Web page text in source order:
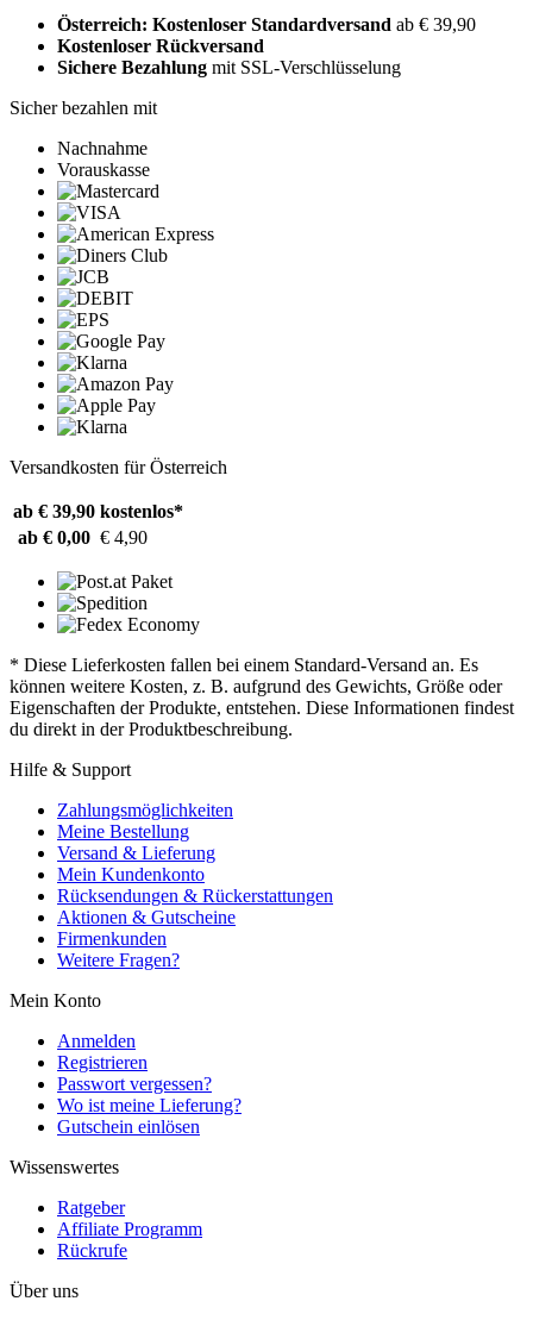
Österreich: Kostenloser Standardversand ab € 39,90
Kostenloser Rückversand
Sichere Bezahlung mit SSL-Verschlüsselung
Sicher bezahlen mit
Nachnahme
Vorauskasse
Versandkosten für Österreich
ab € 39,90 kostenlos*
ab € 0,00 € 4,90
* Diese Lieferkosten fallen bei einem Standard-Versand an. Es
können weitere Kosten, z. B. aufgrund des Gewichts, Größe oder
Eigenschaften der Produkte, entstehen. Diese Informationen findest
du direkt in der Produktbeschreibung.
Hilfe & Support
Zahlungsmöglichkeiten
Meine Bestellung
Versand & Lieferung
Mein Kundenkonto
Rücksendungen & Rückerstattungen
Aktionen & Gutscheine
Firmenkunden
Weitere Fragen?
Mein Konto
Anmelden
Registrieren
Passwort vergessen?
Wo ist meine Lieferung?
Gutschein einlösen
Wissenswertes
Ratgeber
Affiliate Programm
Rückrufe
Über uns